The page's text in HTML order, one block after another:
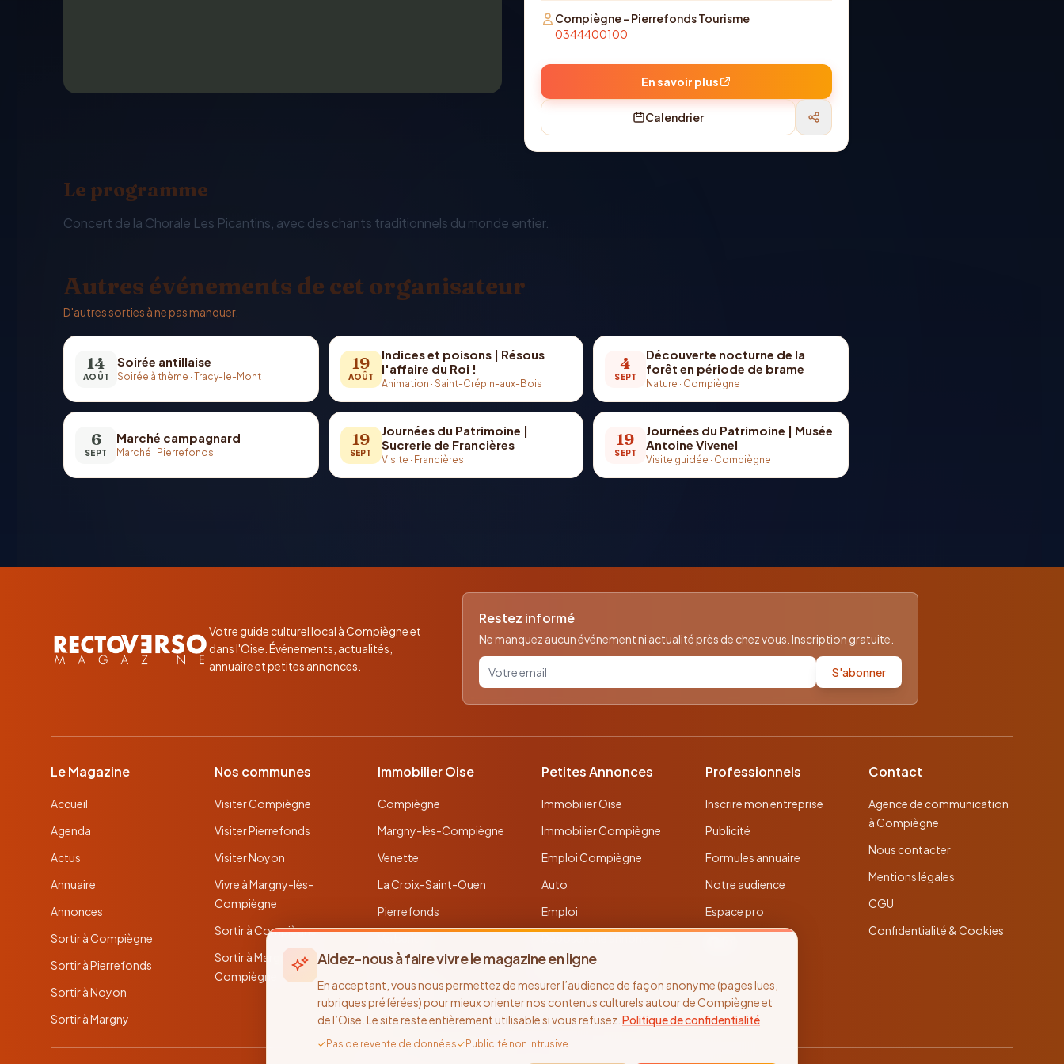
Compiègne - Pierrefonds Tourisme
0344400100
En savoir plus
Calendrier
Le programme
Concert de la Chorale Les Picantins, avec des chants traditionnels du monde entier.
Autres événements de cet organisateur
D'autres sorties à ne pas manquer.
14
AOÛT
Soirée antillaise
Soirée à thème · Tracy-le-Mont
19
AOÛT
Indices et poisons | Résous
l'affaire du Roi !
Animation · Saint-Crépin-aux-Bois
4
SEPT
Découverte nocturne de la
forêt en période de brame
Nature · Compiègne
6
SEPT
Marché campagnard
Marché · Pierrefonds
19
SEPT
Journées du Patrimoine |
Sucrerie de Francières
Visite · Francières
19
SEPT
Journées du Patrimoine | Musée
Antoine Vivenel
Visite guidée · Compiègne
Votre guide culturel local à Compiègne et
dans l'Oise. Événements, actualités,
annuaire et petites annonces.
Restez informé
Ne manquez aucun événement ni actualité près de chez vous. Inscription gratuite.
Votre email pour la newsletter S'abonner
Le Magazine
Accueil
Agenda
Actus
Annuaire
Annonces
Sortir à Compiègne
Sortir à Pierrefonds
Sortir à Noyon
Sortir à Margny
Nos communes
Visiter Compiègne
Visiter Pierrefonds
Visiter Noyon
Vivre à Margny-lès-
Compiègne
Sortir à Compiègne
Sortir à Margny-lès-
Compiègne
Immobilier Oise
Compiègne
Margny-lès-Compiègne
Venette
La Croix-Saint-Ouen
Pierrefonds
Noyon
Thourotte
Petites Annonces
Immobilier Oise
Immobilier Compiègne
Emploi Compiègne
Auto
Emploi
Toutes les annonces
Professionnels
Inscrire mon entreprise
Publicité
Formules annuaire
Notre audience
Espace pro
Contact
Agence de communication
à Compiègne
Nous contacter
Mentions légales
CGU
Confidentialité & Cookies
Aidez-nous à faire vivre le magazine en ligne
En acceptant, vous nous permettez de mesurer l’audience de façon anonyme (pages lues,
rubriques préférées) pour mieux orienter nos contenus culturels autour de Compiègne et
de l’Oise. Le site reste entièrement utilisable si vous refusez. Politique de confidentialité
✓ Pas de revente de données✓ Publicité non intrusive